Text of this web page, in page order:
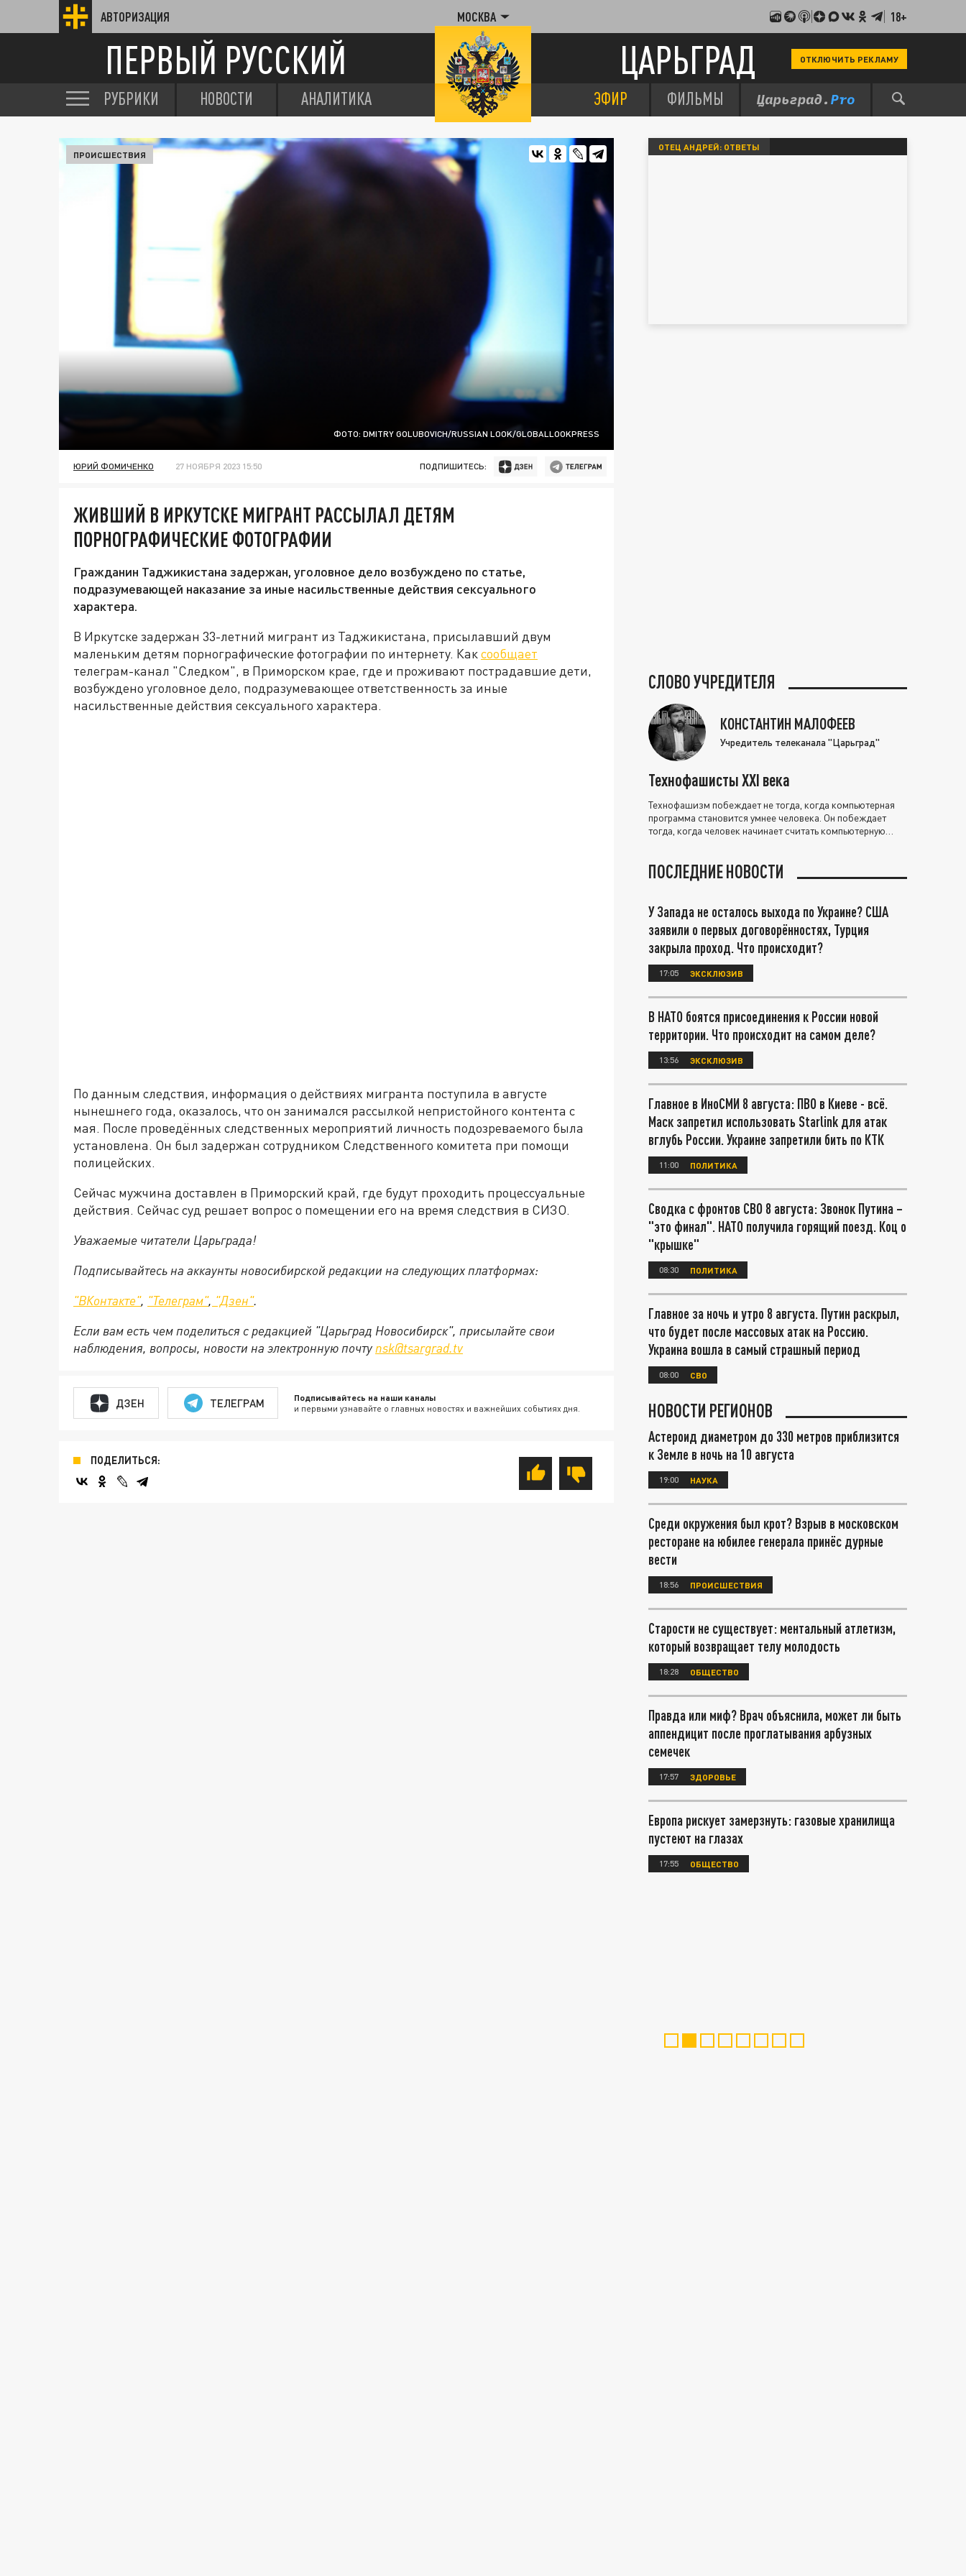
АВТОРИЗАЦИЯ МОСКВА 18+
ПЕРВЫЙ РУССКИЙ ЦАРЬГРАД ОТКЛЮЧИТЬ РЕКЛАМУ
РУБРИКИ НОВОСТИ АНАЛИТИКА ЭФИР ФИЛЬМЫ
ФОТО: DMITRY GOLUBOVICH/RUSSIAN LOOK/GLOBALLOOKPRESS
ПРОИСШЕСТВИЯ
ЮРИЙ ФОМИЧЕНКО 27 НОЯБРЯ 2023 15:50 ПОДПИШИТЕСЬ:
ЖИВШИЙ В ИРКУТСКЕ МИГРАНТ РАССЫЛАЛ ДЕТЯМ
ПОРНОГРАФИЧЕСКИЕ ФОТОГРАФИИ
Гражданин Таджикистана задержан, уголовное дело возбуждено по статье,
подразумевающей наказание за иные насильственные действия сексуального
характера.
В Иркутске задержан 33-летний мигрант из Таджикистана, присылавший двум
маленьким детям порнографические фотографии по интернету. Каксообщает
телеграм-канал "Следком", в Приморском крае, где и проживают пострадавшие дети,
возбуждено уголовное дело, подразумевающее ответственность за иные
насильственные действия сексуального характера.
По данным следствия, информация о действиях мигранта поступила в августе
нынешнего года, оказалось, что он занимался рассылкой непристойного контента с
мая. После проведённых следственных мероприятий личность подозреваемого была
установлена. Он был задержан сотрудником Следственного комитета при помощи
полицейских.
Сейчас мужчина доставлен в Приморский край, где будут проходить процессуальные
действия. Сейчас суд решает вопрос о помещении его на время следствия в СИЗО.
Уважаемые читатели Царьграда!
Подписывайтесь на аккаунты новосибирской редакции на следующих платформах:
"ВКонтакте", "Телеграм", "Дзен".
Если вам есть чем поделиться с редакцией "Царьград Новосибирск", присылайте свои
наблюдения, вопросы, новости на электронную почту nsk@tsargrad.tv
ДЗЕН ТЕЛЕГРАМ Подписывайтесь на наши каналы
и первыми узнавайте о главных новостях и важнейших событиях дня.
ПОДЕЛИТЬСЯ:
ОТЕЦ АНДРЕЙ: ОТВЕТЫ
СЛОВО УЧРЕДИТЕЛЯ
КОНСТАНТИН МАЛОФЕЕВ
Учредитель телеканала "Царьград"
Технофашисты XXI века
Технофашизм побеждает не тогда, когда компьютерная
программа становится умнее человека. Он побеждает
тогда, когда человек начинает считать компьютерную
ПОСЛЕДНИЕ НОВОСТИ
У Запада не осталось выхода по Украине? США
заявили о первых договорённостях, Турция
закрыла проход. Что происходит?
17:05 ЭКСКЛЮЗИВ
В НАТО боятся присоединения к России новой
территории. Что происходит на самом деле?
13:56 ЭКСКЛЮЗИВ
Главное в ИноСМИ 8 августа: ПВО в Киеве - всё.
Маск запретил использовать Starlink для атак
вглубь России. Украине запретили бить по КТК
11:00 ПОЛИТИКА
Сводка с фронтов СВО 8 августа: Звонок Путина –
"это финал". НАТО получила горящий поезд. Коц о
"крышке"
08:30 ПОЛИТИКА
Главное за ночь и утро 8 августа. Путин раскрыл,
что будет после массовых атак на Россию.
Украина вошла в самый страшный период
08:00 СВО
НОВОСТИ РЕГИОНОВ
Астероид диаметром до 330 метров приблизится
к Земле в ночь на 10 августа
19:00 НАУКА
Среди окружения был крот? Взрыв в московском
ресторане на юбилее генерала принёс дурные
вести
18:56 ПРОИСШЕСТВИЯ
Старости не существует: ментальный атлетизм,
который возвращает телу молодость
18:28 ОБЩЕСТВО
Правда или миф? Врач объяснила, может ли быть
аппендицит после проглатывания арбузных
семечек
17:57 ЗДОРОВЬЕ
Европа рискует замерзнуть: газовые хранилища
пустеют на глазах
17:55 ОБЩЕСТВО